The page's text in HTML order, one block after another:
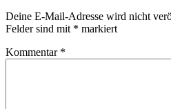
Deine E-Mail-Adresse wird nicht
Felder sind mit * markiert
Kommentar *